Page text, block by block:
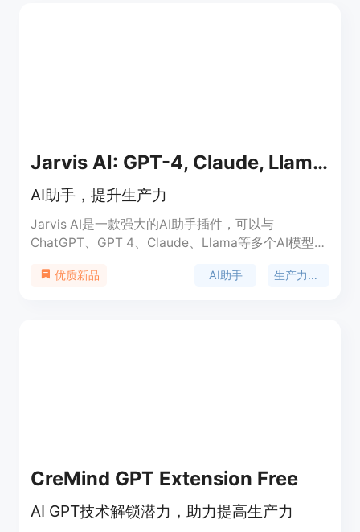
Jarvis AI: GPT-4, Claude, Llama & Bard access
AI助手，提升生产力
Jarvis AI是一款强大的AI助手插件，可以与
ChatGPT、GPT 4、Claude、Llama等多个AI模型进
邮件，并直接在文本输入中回答问题。它还具有智能
优质新品 AI助手 生产力工具
CreMind GPT Extension Free
AI GPT技术解锁潜力，助力提高生产力